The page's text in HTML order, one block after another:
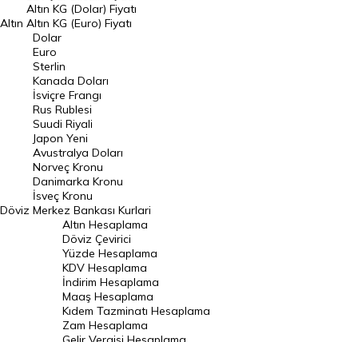
Dolar Kuru
Euro Kuru
Pound Kuru
Frank Kuru
Riyal Kuru
Avustralya Doları
Danimarka Kronu Kuru
Kanada Doları Kuru
Norveç Kronu Kuru
İsveç Kronu Kuru
Japon Yeni Kuru
Serbest Piyasa Döviz Kurları
Merkez Bankası Döviz Kurları
Altın
Altın KG (Dolar) Fiyatı
Altın KG (Euro) Fiyatı
Döviz
Dolar
Euro
Sterlin
Kanada Doları
İsviçre Frangı
Rus Rublesi
Suudi Riyali
Japon Yeni
Avustralya Doları
Norveç Kronu
Danimarka Kronu
İsveç Kronu
Merkez Bankası Kurlari
Altın Hesaplama
Döviz Çevirici
Yüzde Hesaplama
KDV Hesaplama
İndirim Hesaplama
Maaş Hesaplama
Kıdem Tazminatı Hesaplama
Zam Hesaplama